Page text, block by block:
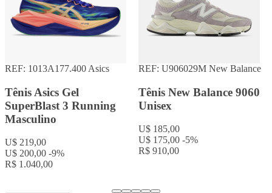
REF: 1013A177.400 Asics
Tênis Asics Gel
SuperBlast 3 Running
Masculino
U$ 219,00
U$ 200,00 -9%
R$ 1.040,00
REF: U906029M New Balance
Tênis New Balance 9060
Unisex
U$ 185,00
U$ 175,00 -5%
R$ 910,00